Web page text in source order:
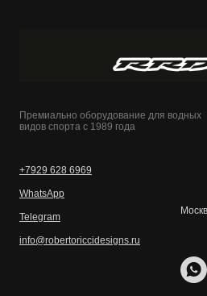
Премиально оборудование для водных
видов спорта с 1989 года
+7929 628 6969
WhatsApp
Telegram
info@robertoriccidesigns.ru